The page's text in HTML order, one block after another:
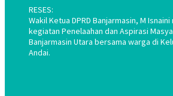
RESES:
Wakil Ketua DPRD Banjarmasin, M
kegiatan Penelaahan dan Aspirasi
Banjarmasin Utara bersama warga di
Andai.